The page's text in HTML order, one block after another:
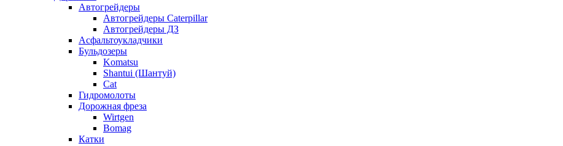
Автогрейдеры
Автогрейдеры Caterpillar
Автогрейдеры ДЗ
Асфальтоукладчики
Бульдозеры
Komatsu
Shantui (Шантуй)
Cat
Гидромолоты
Дорожная фреза
Wirtgen
Bomag
Катки